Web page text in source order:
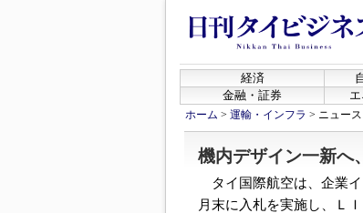
経済
金融・証券
ホーム > 運輸・インフラ > ニュース
機内デザイン一新へ
タイ国際航空は、企業
月末に入札を実施し、Ｌ